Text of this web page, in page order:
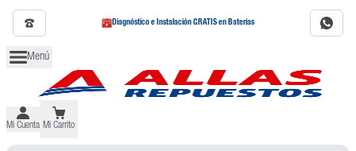
Diagnóstico e Instalación GRATIS en Baterías
Menú
Mi Cuenta Mi Carrito